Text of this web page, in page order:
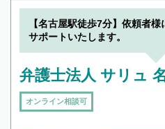
19時以降
を加え
【名古屋駅徒歩7分】依頼者
サポートいたします。
弁護士法人 サリュ
オンライン相談可